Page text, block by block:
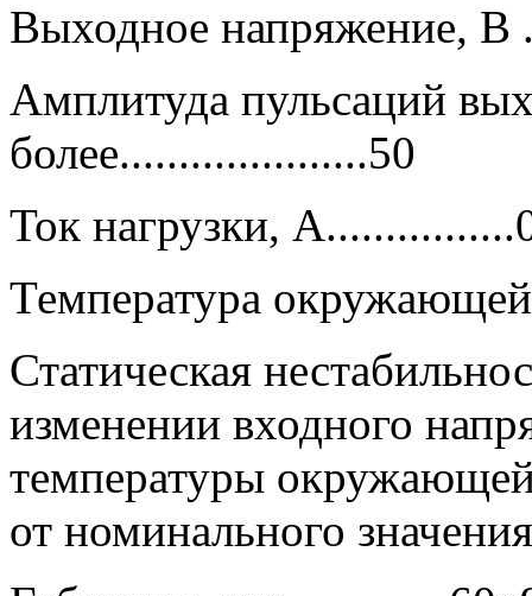
Выходное напряжение, В
Амплитуда пульсаций
более.....................50
Ток нагрузки,
Температура
Статическая
изменении входного
температуры
от номинального